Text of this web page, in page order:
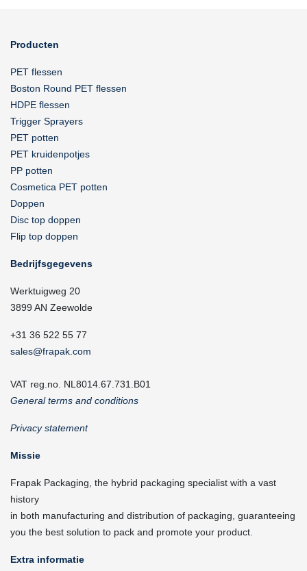
Producten
PET flessen
Boston Round PET flessen
HDPE flessen
Trigger Sprayers
PET potten
PET kruidenpotjes
PP potten
Cosmetica PET potten
Doppen
Disc top doppen
Flip top doppen
Bedrijfsgegevens
Werktuigweg 20
3899 AN Zeewolde
+31 36 522 55 77
sales@frapak.com
VAT reg.no. NL8014.67.731.B01
General terms and conditions
Privacy statement
Missie
Frapak Packaging, the hybrid packaging specialist with a vast
history
in both manufacturing and distribution of packaging, guaranteeing
you the best solution to pack and promote your product.
Extra informatie